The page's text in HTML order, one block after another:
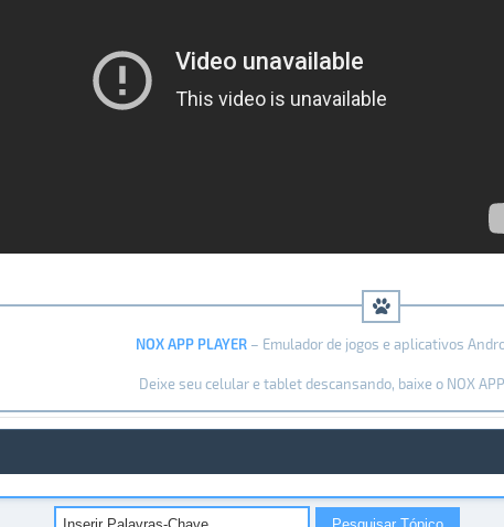
NOX APP PLAYER– Emulador de jogos e aplicativos
Deixe seu celular e tablet descansando, baixe o NOX